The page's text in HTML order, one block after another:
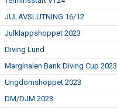
JULAVSLUTNING 16/12
Julklappshoppet 2023
Diving Lund
Marginalen Bank Diving Cup 2023
Ungdomshoppet 2023
DM/DJM 2023